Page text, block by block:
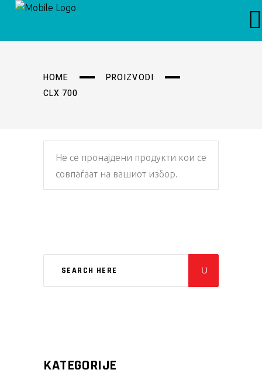
HOME
PROIZVODI
CLX 700
Не се пронајдени продукти кои се
совпаѓаат на вашиот избор.
KATEGORIJE